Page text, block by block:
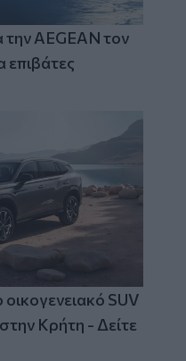
την AEGEAN τον
επιβάτες
SUV
Κρήτη - Δείτε